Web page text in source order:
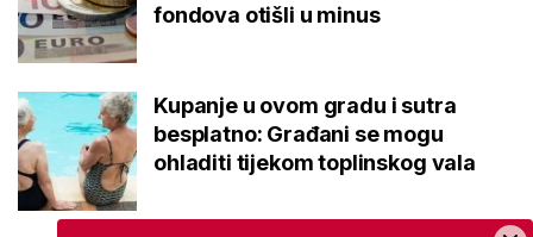
fondova otišli u minus
Kupanje u ovom gradu i sutra
besplatno: Građani se mogu
ohladiti tijekom toplinskog vala